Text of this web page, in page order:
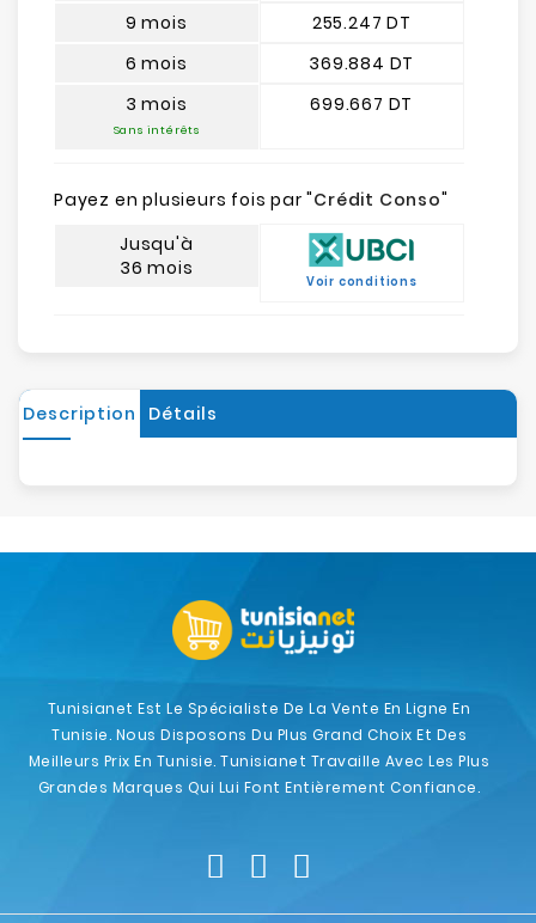
9 mois
6 mois
3 mois
Sans intérêts
255.247 DT
369.884 DT
699.667 DT
Payez en plusieurs fois par "Crédit Conso"
Jusqu'à
36 mois
Voir conditions
Description Détails
Tunisianet Est Le Spécialiste De La Vente En Ligne En
Tunisie. Nous Disposons Du Plus Grand Choix Et Des
Meilleurs Prix En Tunisie. Tunisianet Travaille Avec Les Plus
Grandes Marques Qui Lui Font Entièrement Confiance.